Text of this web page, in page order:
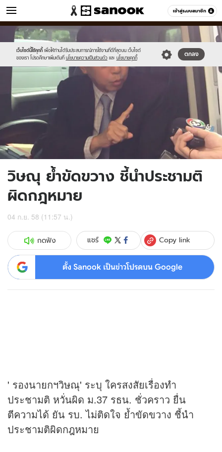
เข้าสู่ระบบสมาชิก
ข่าว หมวดอื่นๆ
เว็บไซต์นี้ใช้คุกกี้ เพื่อให้ท่านได้รับประสบการณ์การใช้งานที่ดีที่สุดบน เว็บไซต์
ของเรา โปรดศึกษาเพิ่มเติมที่ นโยบายความเป็นส่วนตัว และ นโยบายคุกกี้
ตกลง
Sanook
//s.isanook.com/sr/0/images/logo-
new-
sanook.png
600
60
//s.isanook.com/ns/0/ud/371/1859738/643705-
03.jpg
วิษณุ ย้ำขัดขวาง ชี้นำประชามติ
ผิดกฎหมาย
04 ก.ย. 58 (11:57 น.)
กดฟัง แชร์ Copy link
ตั้ง Sanook เป็นข่าวโปรดบน Google
' รองนายกฯวิษณุ' ระบุ ใครสงสัยเรื่องทำ
ประชามติ หวั่นผิด ม.37 รธน. ชั่วคราว ยื่น
ตีความได้ ยัน รบ. ไม่ติดใจ ย้ำขัดขวาง ชี้นำ
ประชามติผิดกฎหมาย